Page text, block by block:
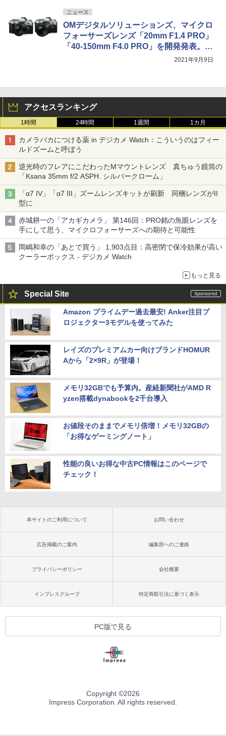
ニュース
OMデジタルソリューションズ、マイクロ
フォーサーズレンズ「20mm F1.4 PRO」
「40-150mm F4.0 PRO」を開発発表。外
2021年9月9日
アクセスランキング
1時間 24時間 1週間 1カ月
カメラバカにつける薬 in デジカメ Watch：こういうのはフィー
ルドズームと呼ぼう
逆光時のフレアにこだわったMマウントレンズ 真ちゅう鏡筒の
「Ksana 35mm f/2 ASPH. シルバークローム」
「α7 IV」「α7 III」ズームレンズキットが刷新 同梱レンズがII
型に
赤城耕一の「アカギカメラ」 第146回：PRO銘の魚眼レンズを
手にして思う、マイクロフォーサーズへの期待と可能性
岡嶋和幸の「あとで買う」 1,903点目：高密閉で保冷効果が高い
クーラーボックス - デジカメ Watch
もっと見る
Special Site
Amazon プライムデー過去最安! Anker注目プ
ロジェクター3モデルを使ってみた
レイズのプレミアムカー向けブランドHOMUR
Aから「2×9R」が登場！
メモリ32GBでも予算内。産経新聞社がAMD R
yzen搭載dynabookを2千台導入
お値段そのままでメモリ倍増！メモリ32GBの
「お得なゲーミングノート」
性能の良いお得な中古PC情報はこのページで
チェック！
本サイトのご利用について お問い合わせ
広告掲載のご案内 編集部へのご連絡
プライバシーポリシー 会社概要
インプレスグループ 特定商取引法に基づく表示
PC版で見る
Copyright ©2026
Impress Corporation. All rights reserved.